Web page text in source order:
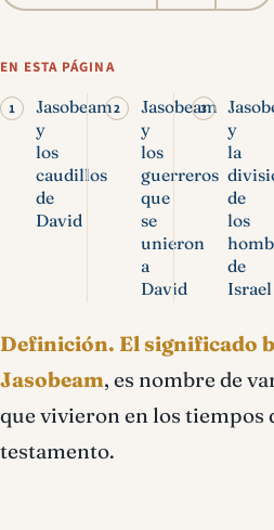
EN ESTA PÁGINA
Jasobeam
y
los
caudillos
de
David
Jasobeam
y
los
guerreros
que
se
unieron
a
David
y
la
de
los
de
Israel
Definición. El significado
Jasobeam, es nombre de
que vivieron en los tiempos
testamento.